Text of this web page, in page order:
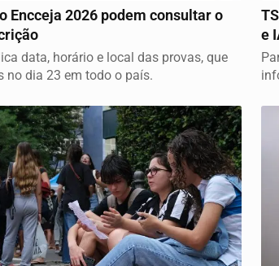
Encceja 2026 podem consultar o
data, horário e local das provas, que
no dia 23 em todo o país.
e